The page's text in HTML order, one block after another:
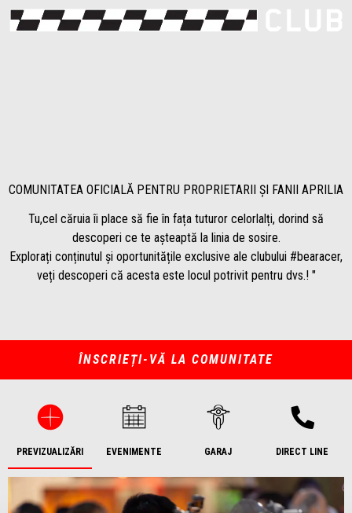
COMUNITATEA OFICIALĂ PENTRU PROPRIETARII ȘI FANII APRILIA
Tu,cel căruia îi place să fie în fața tuturor celorlalți, dorind să
descoperi ce te așteaptă la linia de sosire.
Explorați conținutul și oportunitățile exclusive ale clubului #bearacer,
veți descoperi că acesta este locul potrivit pentru dvs.! "
ÎNSCRIEȚI-VĂ LA COMUNITATE
PREVIZUALIZĂRI EVENIMENTE GARAJ DIRECT LINE